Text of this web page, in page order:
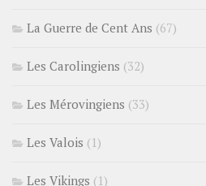
La Guerre de Cent Ans (67)
Les Carolingiens (32)
Les Mérovingiens (33)
Les Valois (1)
Les Vikings (1)